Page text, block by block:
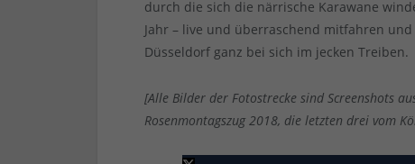
durch die sich die närrische Karawane
Jahr – live und überraschend mitfahren
Düsseldorf ganz bei sich im jecken Treiben.
[Alle Bilder der Fotostrecke sind Screenshots
Rosenmontagszug 2018, die letzten drei vom